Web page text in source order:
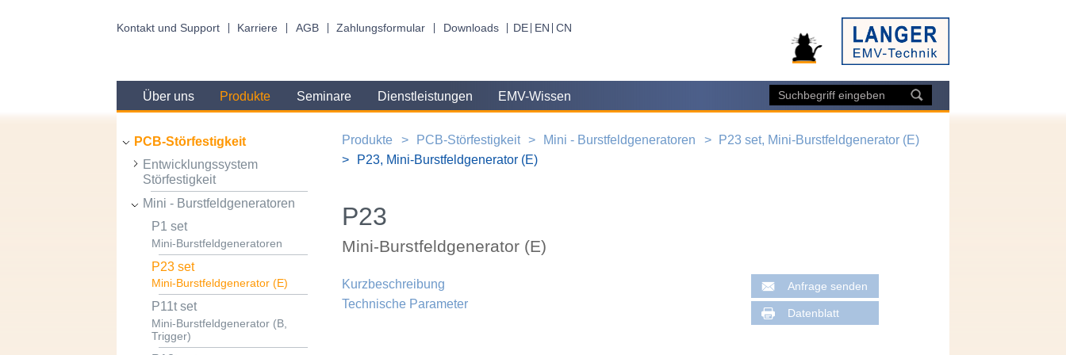
Kontakt und Support Karriere AGB Zahlungsformular Downloads DE EN CN
Über uns Produkte Seminare Dienstleistungen EMV-Wissen
PCB-Störfestigkeit
Entwicklungssystem
Störfestigkeit
Mini - Burstfeldgeneratoren
P1 set
Mini-Burstfeldgeneratoren
P23 set
Mini-Burstfeldgenerator (E)
P11t set
Mini-Burstfeldgenerator (B,
Trigger)
Produkte PCB-Störfestigkeit Mini - Burstfeldgeneratoren
P23 set, Mini-Burstfeldgenerator (E)
P23, Mini-Burstfeldgenerator (E)
P23
Mini-Burstfeldgenerator (E)
Kurzbeschreibung
Technische Parameter
Anfrage senden
Datenblatt